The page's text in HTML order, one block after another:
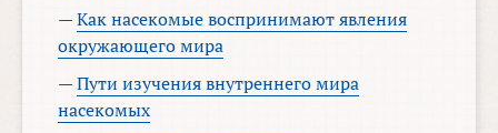
—Как насекомые воспринимают явления
окружающего мира
—Пути изучения внутреннего мира
насекомых